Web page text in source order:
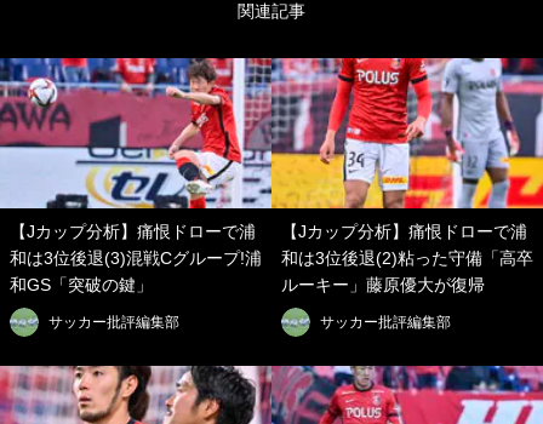
関連記事
【Jカップ分析】痛恨ドローで浦
和は3位後退(3)混戦Cグループ!浦
和GS「突破の鍵」
サッカー批評編集部
【Jカップ分析】痛恨ドローで浦
和は3位後退(2)粘った守備「高卒
ルーキー」藤原優大が復帰
サッカー批評編集部